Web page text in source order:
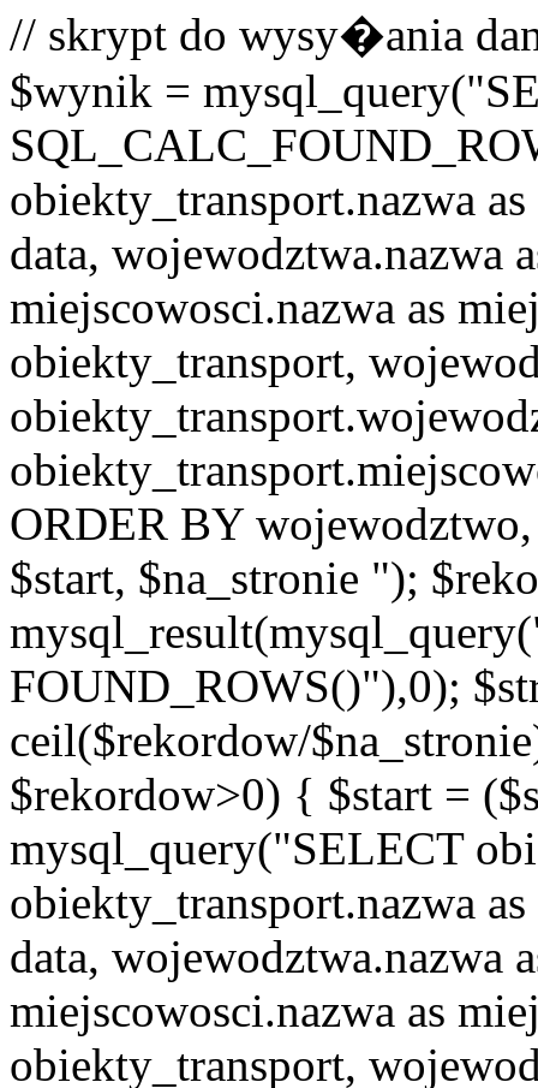
// skrypt do wysy�ania
$wynik =
obiekty_transport.nazwa
data, wojewodztwa.nazwa
miejscowosci.nazwa as
obiekty_transport,
ORDER BY
$start, $na_stronie ");
FOUND_ROWS()"),0);
ceil($rekordow/
$rekordow>0) { $start =
mysql_query("SELECT
obiekty_transport.nazwa
data, wojewodztwa.nazwa
miejscowosci.nazwa as
obiekty_transport,